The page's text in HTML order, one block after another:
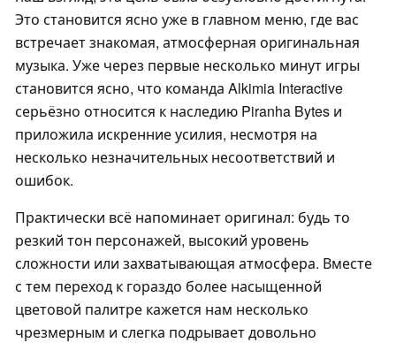
Это становится ясно уже в главном меню, где вас
встречает знакомая, атмосферная оригинальная
музыка. Уже через первые несколько минут игры
становится ясно, что команда Alkimia Interactive
серьёзно относится к наследию Piranha Bytes и
приложила искренние усилия, несмотря на
несколько незначительных несоответствий и
ошибок.
Практически всё напоминает оригинал: будь то
резкий тон персонажей, высокий уровень
сложности или захватывающая атмосфера. Вместе
с тем переход к гораздо более насыщенной
цветовой палитре кажется нам несколько
чрезмерным и слегка подрывает довольно